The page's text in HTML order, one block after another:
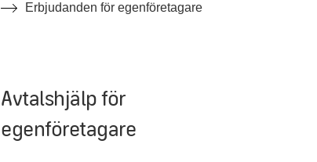
företagsförsäkring finns det
Erbjudanden för egenföretagare
Avtalshjälp för
egenföretagare